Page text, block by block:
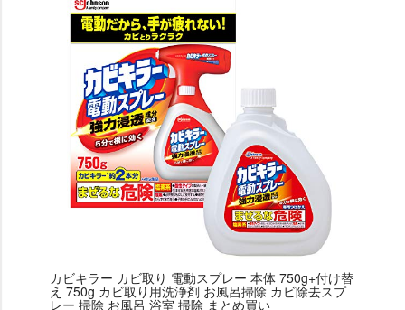
カビキラー カビ取り 電動スプレー 本体 750g+付け替
え 750g カビ取り用洗浄剤 お風呂掃除 カビ除去スプ
レー 掃除 お風呂 浴室 掃除 まとめ買い